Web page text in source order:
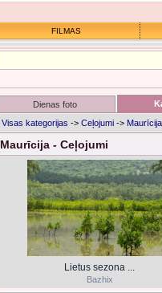
FILMAS
Dienas foto
Visas kategorijas -> Ceļojumi -> Maurīcija
Maurīcija - Ceļojumi
Lietus sezona ...
Bazhix